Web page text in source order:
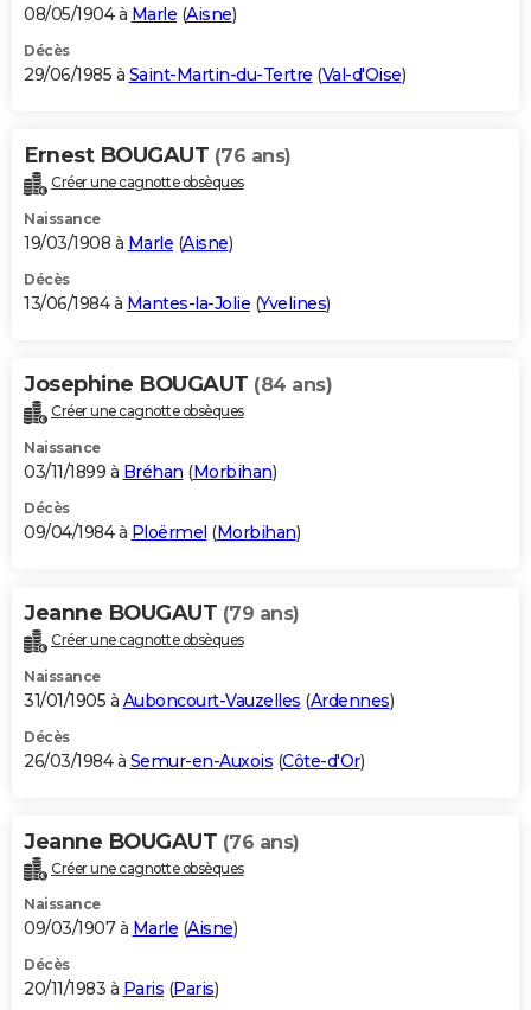
08/05/1904 à Marle (Aisne)
Décès
29/06/1985 à Saint-Martin-du-Tertre (Val-d'Oise)
Ernest BOUGAUT (76 ans)
Créer une cagnotte obsèques
Naissance
19/03/1908 à Marle (Aisne)
Décès
13/06/1984 à Mantes-la-Jolie (Yvelines)
Josephine BOUGAUT (84 ans)
Créer une cagnotte obsèques
Naissance
03/11/1899 à Bréhan (Morbihan)
Décès
09/04/1984 à Ploërmel (Morbihan)
Jeanne BOUGAUT (79 ans)
Créer une cagnotte obsèques
Naissance
31/01/1905 à Auboncourt-Vauzelles (Ardennes)
Décès
26/03/1984 à Semur-en-Auxois (Côte-d'Or)
Jeanne BOUGAUT (76 ans)
Créer une cagnotte obsèques
Naissance
09/03/1907 à Marle (Aisne)
Décès
20/11/1983 à Paris (Paris)